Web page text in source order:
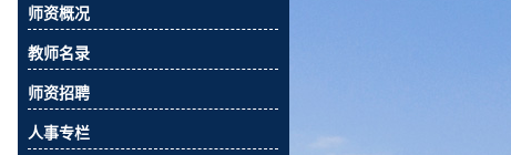
相关下载
联系我们
师资概况
教师名录
师资招聘
人事专栏